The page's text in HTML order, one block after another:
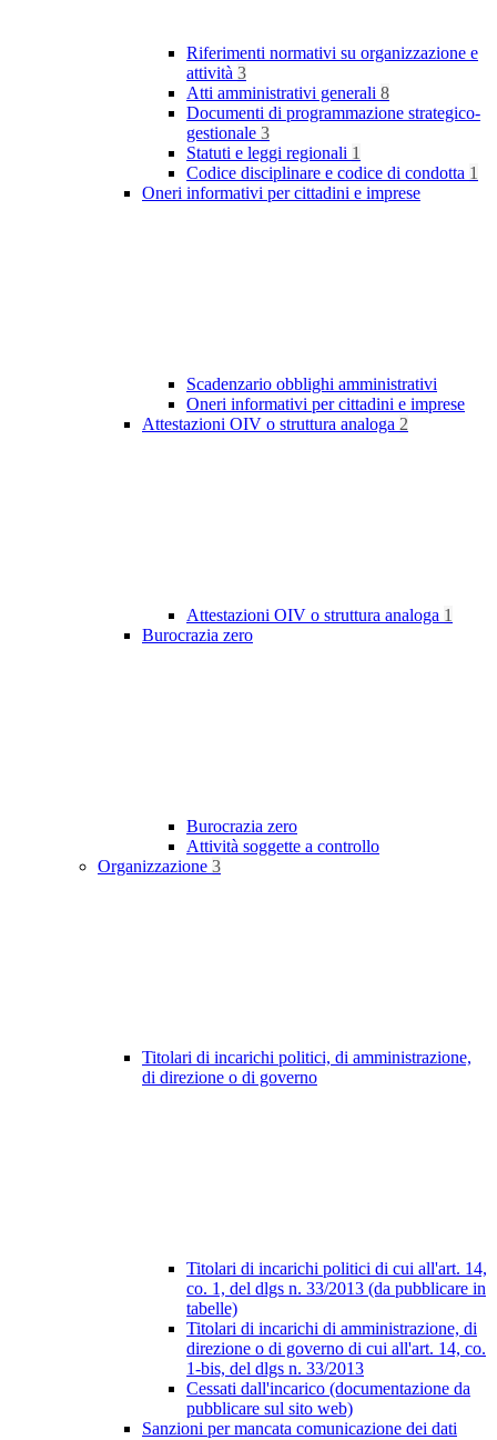
Riferimenti normativi su organizzazione e
attività 3
Atti amministrativi generali 8
Documenti di programmazione strategico-
gestionale 3
Statuti e leggi regionali 1
Codice disciplinare e codice di condotta 1
Oneri informativi per cittadini e imprese
Scadenzario obblighi amministrativi
Oneri informativi per cittadini e imprese
Attestazioni OIV o struttura analoga 2
Attestazioni OIV o struttura analoga 1
Burocrazia zero
Burocrazia zero
Attività soggette a controllo
Organizzazione 3
Titolari di incarichi politici, di amministrazione,
di direzione o di governo
Titolari di incarichi politici di cui all'art. 14,
co. 1, del dlgs n. 33/2013 (da pubblicare in
tabelle)
Titolari di incarichi di amministrazione, di
direzione o di governo di cui all'art. 14, co.
1-bis, del dlgs n. 33/2013
Cessati dall'incarico (documentazione da
pubblicare sul sito web)
Sanzioni per mancata comunicazione dei dati